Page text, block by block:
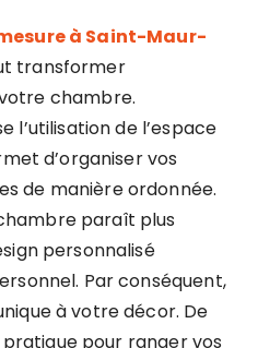
à Saint-Maur-
transformer
chambre.
l’utilisation de l’espace
d’organiser vos
de manière ordonnée.
paraît plus
personnalisé
Par conséquent,
à votre décor. De
pour ranger vos